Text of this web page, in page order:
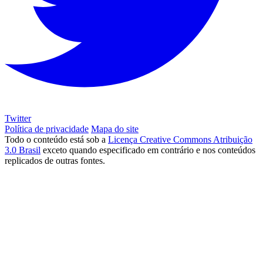
Twitter
Política de privacidade Mapa do site
Todo o conteúdo está sob a Licença Creative Commons Atribuição
3.0 Brasil exceto quando especificado em contrário e nos conteúdos
replicados de outras fontes.